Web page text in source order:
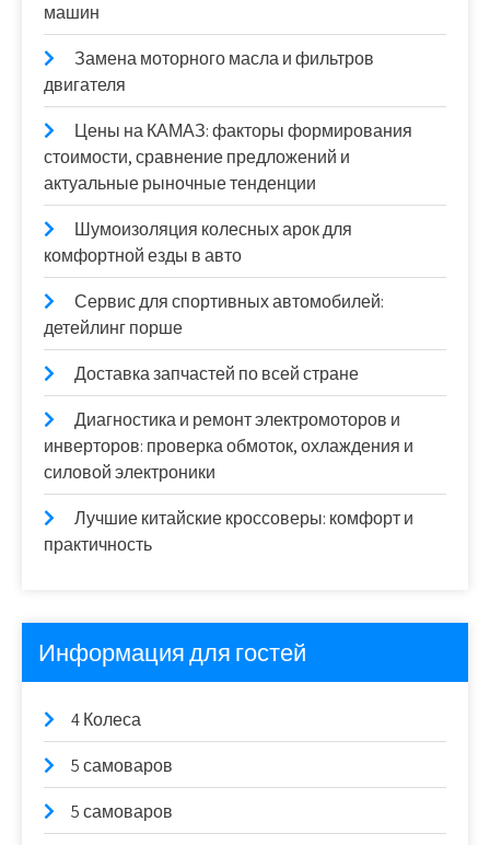
машин
Замена моторного масла и фильтров
двигателя
Цены на КАМАЗ: факторы формирования
стоимости, сравнение предложений и
актуальные рыночные тенденции
Шумоизоляция колесных арок для
комфортной езды в авто
Сервис для спортивных автомобилей:
детейлинг порше
Доставка запчастей по всей стране
Диагностика и ремонт электромоторов и
инверторов: проверка обмоток, охлаждения и
силовой электроники
Лучшие китайские кроссоверы: комфорт и
практичность
Информация для гостей
4 Колеса
5 самоваров
5 самоваров